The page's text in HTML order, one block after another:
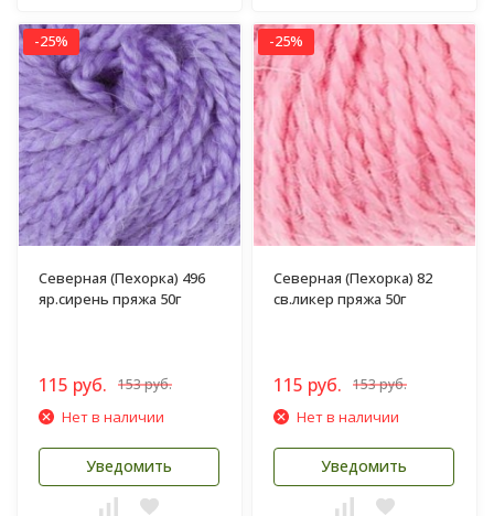
-25%
Северная (Пехорка) 496
яр.сирень пряжа 50г
115 руб. 153 руб.
Нет в наличии
Уведомить
-25%
Северная (Пехорка) 82
св.ликер пряжа 50г
115 руб. 153 руб.
Нет в наличии
Уведомить